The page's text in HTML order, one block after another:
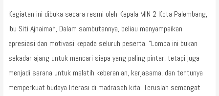
Kegiatan ini dibuka secara resmi oleh Kepala MIN 2 Kota Palembang,
Ibu Siti Ajnaimah, Dalam sambutannya, beliau menyampaikan
apresiasi dan motivasi kepada seluruh peserta. “Lomba ini bukan
sekadar ajang untuk mencari siapa yang paling pintar, tetapi juga
menjadi sarana untuk melatih keberanian, kerjasama, dan tentunya
memperkuat budaya literasi di madrasah kita. Teruslah semangat